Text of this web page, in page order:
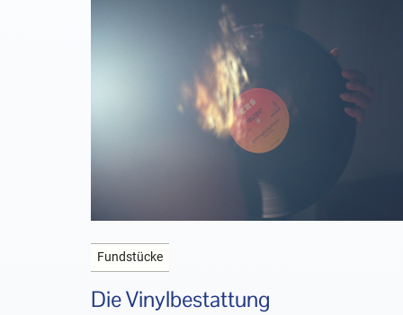
Fundstücke
Die Vinylbestattung